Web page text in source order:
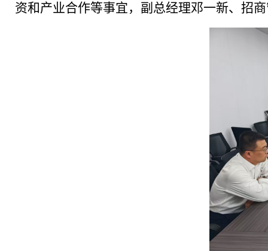
资和产业合作等事宜，副总经理邓一新、招